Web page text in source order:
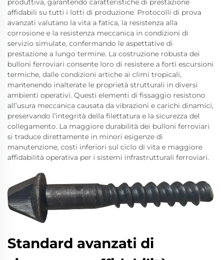
produttiva, garantendo caratteristiche di prestazione
affidabili su tutti i lotti di produzione. Protocolli di prova
avanzati valutano la vita a fatica, la resistenza alla
corrosione e la resistenza meccanica in condizioni di
servizio simulate, confermando le aspettative di
prestazione a lungo termine. La costruzione robusta dei
bulloni ferroviari consente loro di resistere a forti escursioni
termiche, dalle condizioni artiche ai climi tropicali,
mantenendo inalterate le proprietà strutturali in diversi
ambienti operativi. Questi elementi di fissaggio resistono
all’usura meccanica causata da vibrazioni e carichi dinamici,
preservando l’integrità della filettatura e la sicurezza del
collegamento. La maggiore durabilità dei bulloni ferroviari
si traduce direttamente in minori esigenze di
manutenzione, costi inferiori sul ciclo di vita e maggiore
affidabilità operativa per i sistemi infrastrutturali ferroviari.
Standard avanzati di